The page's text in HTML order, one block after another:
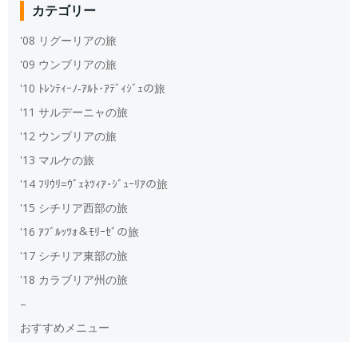
カテゴリー
'08 リグーリアの旅
'09 ウンブリアの旅
'10 ﾄﾚﾝﾃｨｰﾉ‐ｱﾙﾄ･ｱﾃﾞｨｼﾞｪの旅
'11 サルデーニャの旅
'12 ウンブリアの旅
'13 マルケの旅
'14 ﾌﾘｳﾘ=ｳﾞｪﾈﾂｨｱ･ｼﾞｭｰﾘｱの旅
'15 シチリア西部の旅
'16 ｱﾌﾞﾙｯﾂｫ＆ﾓﾘｰｾﾞの旅
'17 シチリア東部の旅
'18 カラブリア州の旅
–
おすすめメニュー